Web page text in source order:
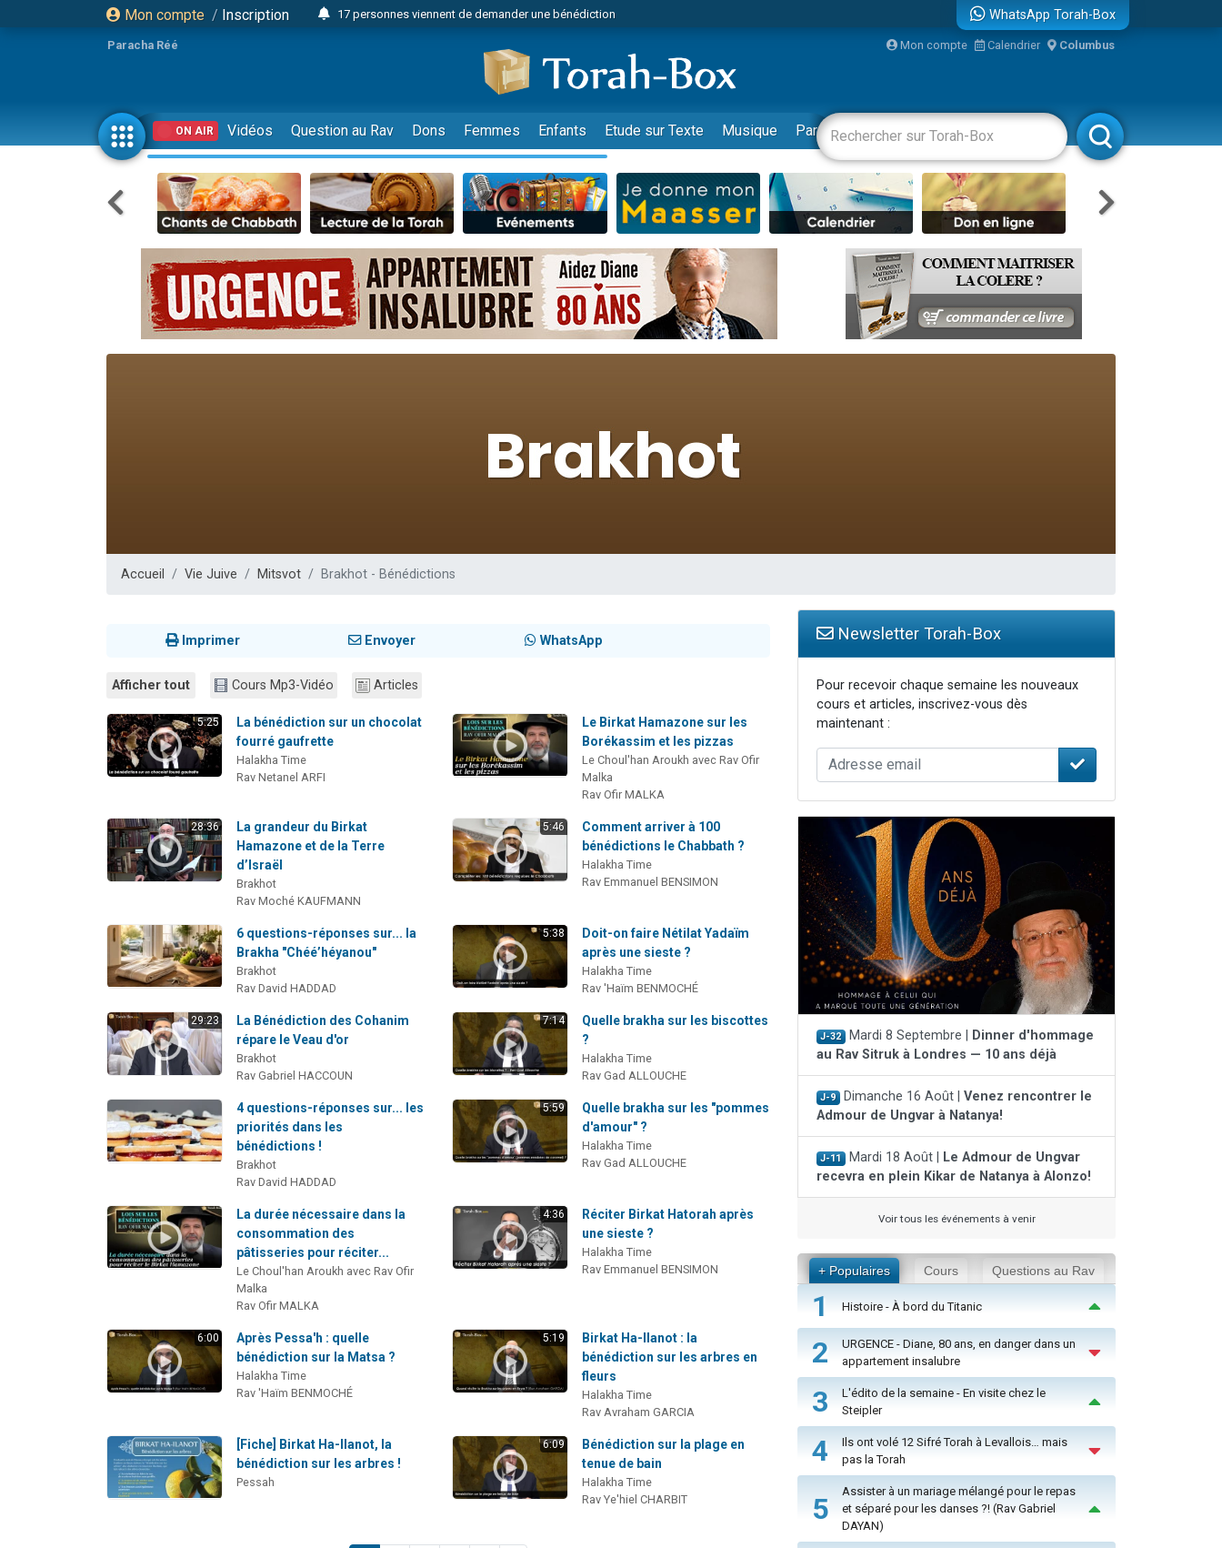
Mon compte / Inscription
17 personnes viennent de demander une bénédiction
23 personnes viennent de faire un don pour Diane, 80 ans, dans un appartement insalubre
Eva vient de donner son Maasser
4 personnes viennent de nous rejoindre sur WhatsApp
3 personnes viennent de nous rejoindre sur WhatsApp
Odaya vient de donner son Maasser
3 personnes viennent de faire un don pour 5 jours de vacances aux Orphelins
2 personnes viennent de nous rejoindre sur WhatsApp
13 personnes viennent de demander une bénédiction
Il reste 49 places pour étudier en groupe sur Zoom
30 personnes viennent de faire un don pour Sauvez la jambe de Yohan
12 nouvelles musiques dans Torah-Box Music
2 nouvelles musiques dans Torah-Box Music
8 personnes viennent de faire un don pour Tsédaka : pauvres d'Israel
WhatsApp Torah-Box
Paracha Réé Mon compte Calendrier Columbus
ON AIR Vidéos Question au Rav Dons Femmes Enfants Etude sur Texte Musique Paracha Divertissements Livres Rabbanim
Accueil Vie Juive Mitsvot Brakhot - Bénédictions
Imprimer Envoyer WhatsApp
Afficher tout Cours Mp3-Vidéo Articles
5:25
La bénédiction sur un chocolat
fourré gaufrette
Halakha Time
Rav Netanel ARFI
Le Birkat Hamazone sur les
Borékassim et les pizzas
Le Choul'han Aroukh avec Rav Ofir
Malka
Rav Ofir MALKA
28:36
La grandeur du Birkat
Hamazone et de la Terre
d’Israël
Brakhot
Rav Moché KAUFMANN
5:46
Comment arriver à 100
bénédictions le Chabbath ?
Halakha Time
Rav Emmanuel BENSIMON
6 questions-réponses sur... la
Brakha "Chéé’héyanou"
Brakhot
Rav David HADDAD
5:38
Doit-on faire Nétilat Yadaïm
après une sieste ?
Halakha Time
Rav 'Haïm BENMOCHÉ
29:23
La Bénédiction des Cohanim
répare le Veau d'or
Brakhot
Rav Gabriel HACCOUN
7:14
Quelle brakha sur les biscottes
?
Halakha Time
Rav Gad ALLOUCHE
4 questions-réponses sur... les
priorités dans les
bénédictions !
Brakhot
Rav David HADDAD
5:59
Quelle brakha sur les "pommes
d'amour" ?
Halakha Time
Rav Gad ALLOUCHE
La durée nécessaire dans la
consommation des
pâtisseries pour réciter...
Le Choul'han Aroukh avec Rav Ofir
Malka
Rav Ofir MALKA
4:36
Réciter Birkat Hatorah après
une sieste ?
Halakha Time
Rav Emmanuel BENSIMON
6:00
Après Pessa'h : quelle
bénédiction sur la Matsa ?
Halakha Time
Rav 'Haïm BENMOCHÉ
5:19
Birkat Ha-Ilanot : la
bénédiction sur les arbres en
fleurs
Halakha Time
Rav Avraham GARCIA
[Fiche] Birkat Ha-Ilanot, la
bénédiction sur les arbres !
Pessah
6:09
Bénédiction sur la plage en
tenue de bain
Halakha Time
Rav Ye'hiel CHARBIT
Newsletter Torah-Box
Pour recevoir chaque semaine les nouveaux
cours et articles, inscrivez-vous dès
maintenant :
J-32 Mardi 8 Septembre |
Dinner d'hommage
au Rav Sitruk à Londres — 10 ans déjà
J-9 Dimanche 16 Août | Venez rencontrer le
Admour de Ungvar à Natanya!
J-11 Mardi 18 Août |
Le Admour de Ungvar
recevra en plein Kikar de Natanya à Alonzo!
Voir tous les événements à venir
+ Populaires Cours Questions au Rav
1 Histoire - À bord du Titanic
2
URGENCE - Diane, 80 ans, en danger dans un
appartement insalubre
3
L'édito de la semaine - En visite chez le
Steipler
4
Ils ont volé 12 Sifré Torah à Levallois… mais
pas la Torah
5
Assister à un mariage mélangé pour le repas
et séparé pour les danses ?! (Rav Gabriel
DAYAN)